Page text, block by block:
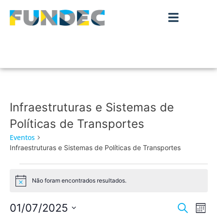
Infraestruturas e Sistemas de
Políticas de Transportes
Eventos
Infraestruturas e Sistemas de Políticas de Transportes
Aviso Não foram encontrados resultados.
Pesquisar
Mês
01/07/2025